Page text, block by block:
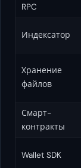
RPC
Индексатор
Хранение
файлов
Смарт-
контракты
Wallet SDK